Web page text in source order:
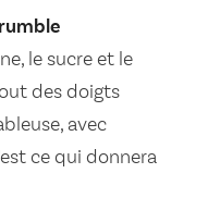
le sucre et le
des doigts
avec
ce qui donnera